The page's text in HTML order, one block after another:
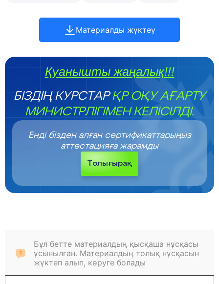
Материалды жүктеу
Қуанышты жаңалық!!!
БІЗДІҢ КУРСТАРҚР ОҚУ АҒАРТУ
МИНИСТРЛІГІМЕН КЕЛІСІЛДІ.
Енді бізден алған сертификаттарыңыз
аттестацияға жарамды
Толығырақ
Бұл бетте материалдың қысқаша нұсқасы
ұсынылған. Материалдың толық нұсқасын
жүктеп алып, көруге болады